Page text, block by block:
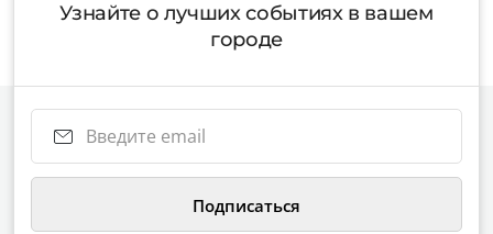
Узнайте о лучших событиях в вашем
городе